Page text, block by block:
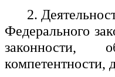
2.
Федерального
законности,
компетентности,